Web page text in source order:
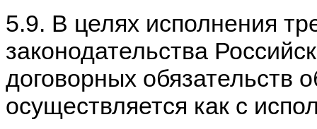
5.9. В целях исполнения
законодательства
договорных обязательств
осуществляется как с